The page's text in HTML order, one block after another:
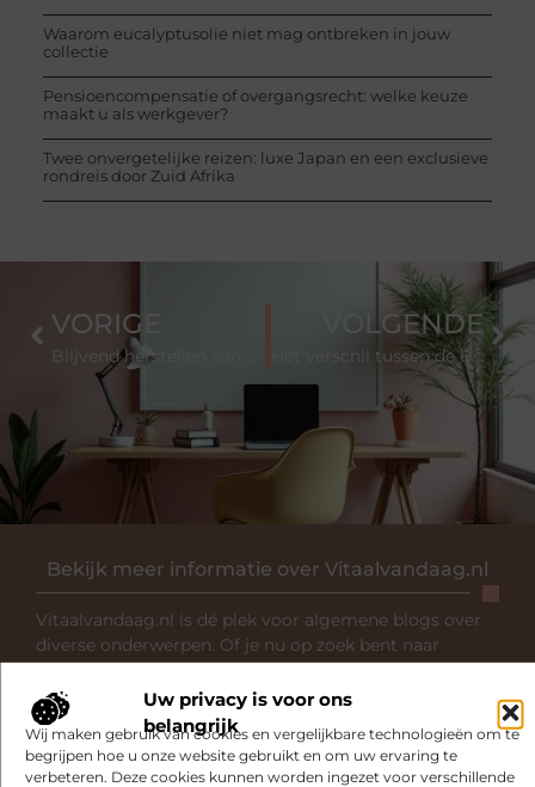
Uw privacy is voor ons
belangrijk
Wij maken gebruik van cookies en vergelijkbare technologieën om te
begrijpen hoe u onze website gebruikt en om uw ervaring te
verbeteren. Deze cookies kunnen worden ingezet voor verschillende
Waarom eucalyptusolie niet mag ontbreken in jouw
collectie
Pensioencompensatie of overgangsrecht: welke keuze
maakt u als werkgever?
Twee onvergetelijke reizen: luxe Japan en een exclusieve
rondreis door Zuid Afrika
Bekijk meer informatie over Vitaalvandaag.nl
Vitaalvandaag.nl is dé plek voor algemene blogs over
diverse onderwerpen. Of je nu op zoek bent naar
inspiratie, je kennis wilt delen of een samenwerking
wilt starten, bij ons ben je op de juiste plaats. Heb je
interesse om zelf te bloggen? Neem dan contact met
ons op en sluit je aan bij onze community.
VORIGE VOLGENDE
Het verschil tussen de BEL20 en de AEX